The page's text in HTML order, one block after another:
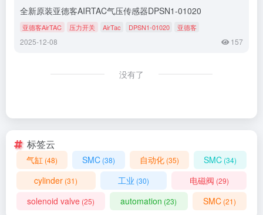
全新原装亚德客AIRTAC气压传感器DPSN1-01020
亚德客AirTAC 压力开关 AirTac DPSN1-01020 亚德客
2025-12-08 157
没有了
标签云
气缸 (48) SMC (38) 自动化 (35) SMC (34)
cylinder (31) 工业 (30) 电磁阀 (29)
solenoid valve (25) automation (23) SMC(21)